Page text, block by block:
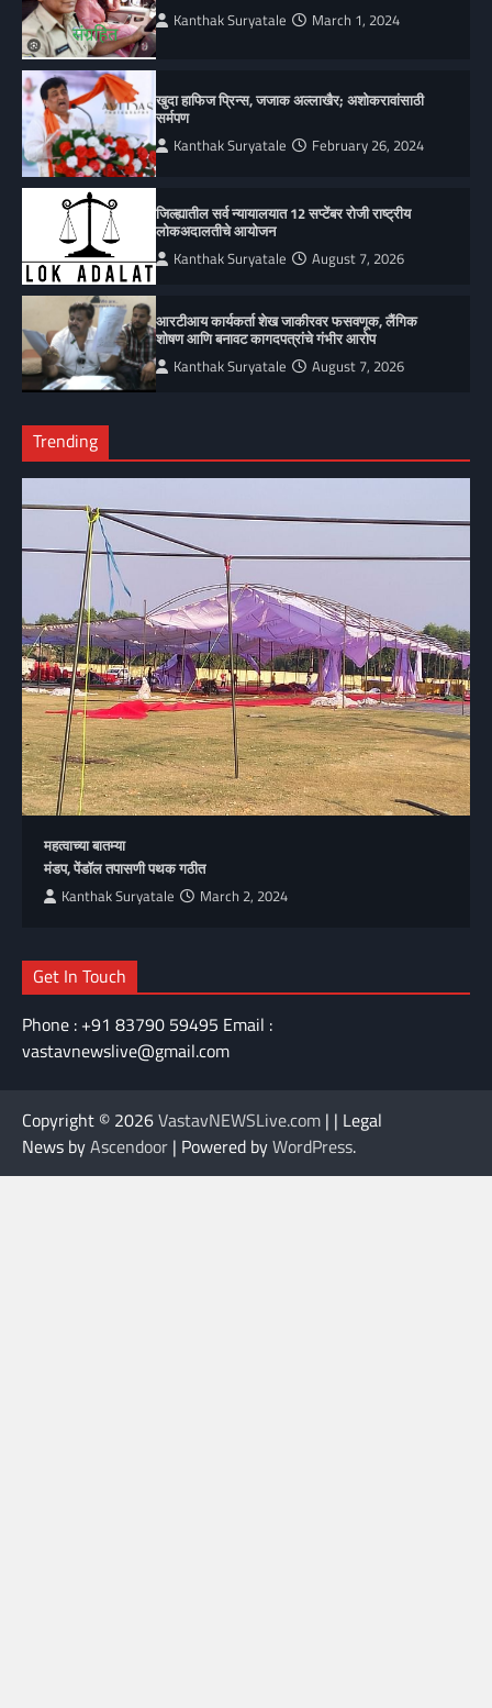
Kanthak Suryatale March 1, 2024
खुदा हाफिज प्रिन्स, जजाक अल्लाखैर; अशोकरावांसाठी
सर्मपण
Kanthak Suryatale February 26, 2024
जिल्ह्यातील सर्व न्यायालयात 12 सप्टेंबर रोजी राष्ट्रीय
लोकअदालतीचे आयोजन
Kanthak Suryatale August 7, 2026
आरटीआय कार्यकर्ता शेख जाकीरवर फसवणूक, लैंगिक
शोषण आणि बनावट कागदपत्रांचे गंभीर आरोप
Kanthak Suryatale August 7, 2026
Trending
महत्वाच्या बातम्या
मंडप, पेंडॉल तपासणी पथक गठीत
Kanthak Suryatale March 2, 2024
Get In Touch
Phone : +91 83790 59495 Email :
vastavnewslive@gmail.com
Copyright © 2026VastavNEWSLive.com | | Legal
News byAscendoor | Powered byWordPress.